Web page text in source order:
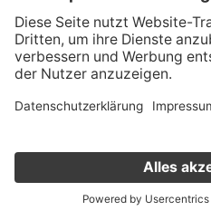
Benzin
118g CO₂/km (komb.)* |
Verkauf deinen